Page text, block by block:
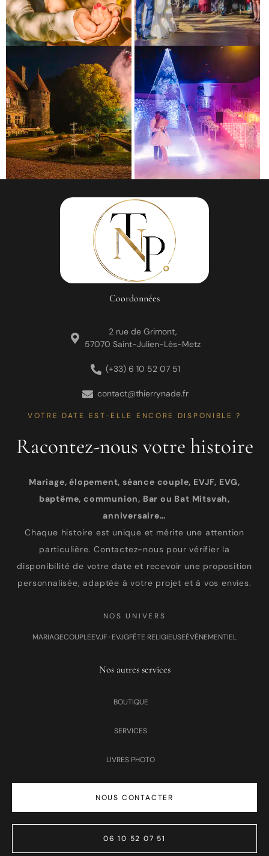
Coordonnées
2 rue de Grimont,
57070 Saint-Julien-Lès-Metz
(+33) 6 10 52 07 51
contact@thierrynade.fr
VOTRE DATE EST-ELLE ENCORE DISPONIBLE ?
Racontez-nous votre histoire
Mariage, élopement, séance couple, EVJF, EVG,
baptême, communion, Bar ou Bat Mitsvah,
anniversaire…
Chaque histoire est unique et mérite une attention
particulière. Contactez-nous pour vérifier la
disponibilité de votre date et recevoir une proposition
personnalisée, adaptée à votre projet et à vos envies.
NOS UNIVERS
MARIAGECOUPLEEVJF · EVJGFÊTE RELIGIEUSEÉVÉNEMENTIEL
Nos autres services
BOUTIQUE
SERVICES
LIVRES PHOTO
NOUS CONTACTER
06 10 52 07 51